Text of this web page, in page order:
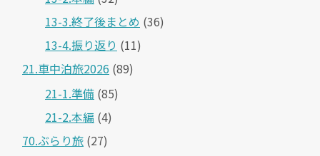
13-3.終了後まとめ (36)
13-4.振り返り (11)
21.車中泊旅2026 (89)
21-1.準備 (85)
21-2.本編 (4)
70.ぶらり旅 (27)